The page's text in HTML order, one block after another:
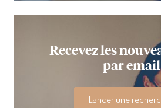
Recevez les
par email
Lancer une